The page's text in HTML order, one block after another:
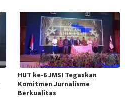
HUT ke-6 JMSI Tegaskan
Komitmen Jurnalisme
Berkualitas